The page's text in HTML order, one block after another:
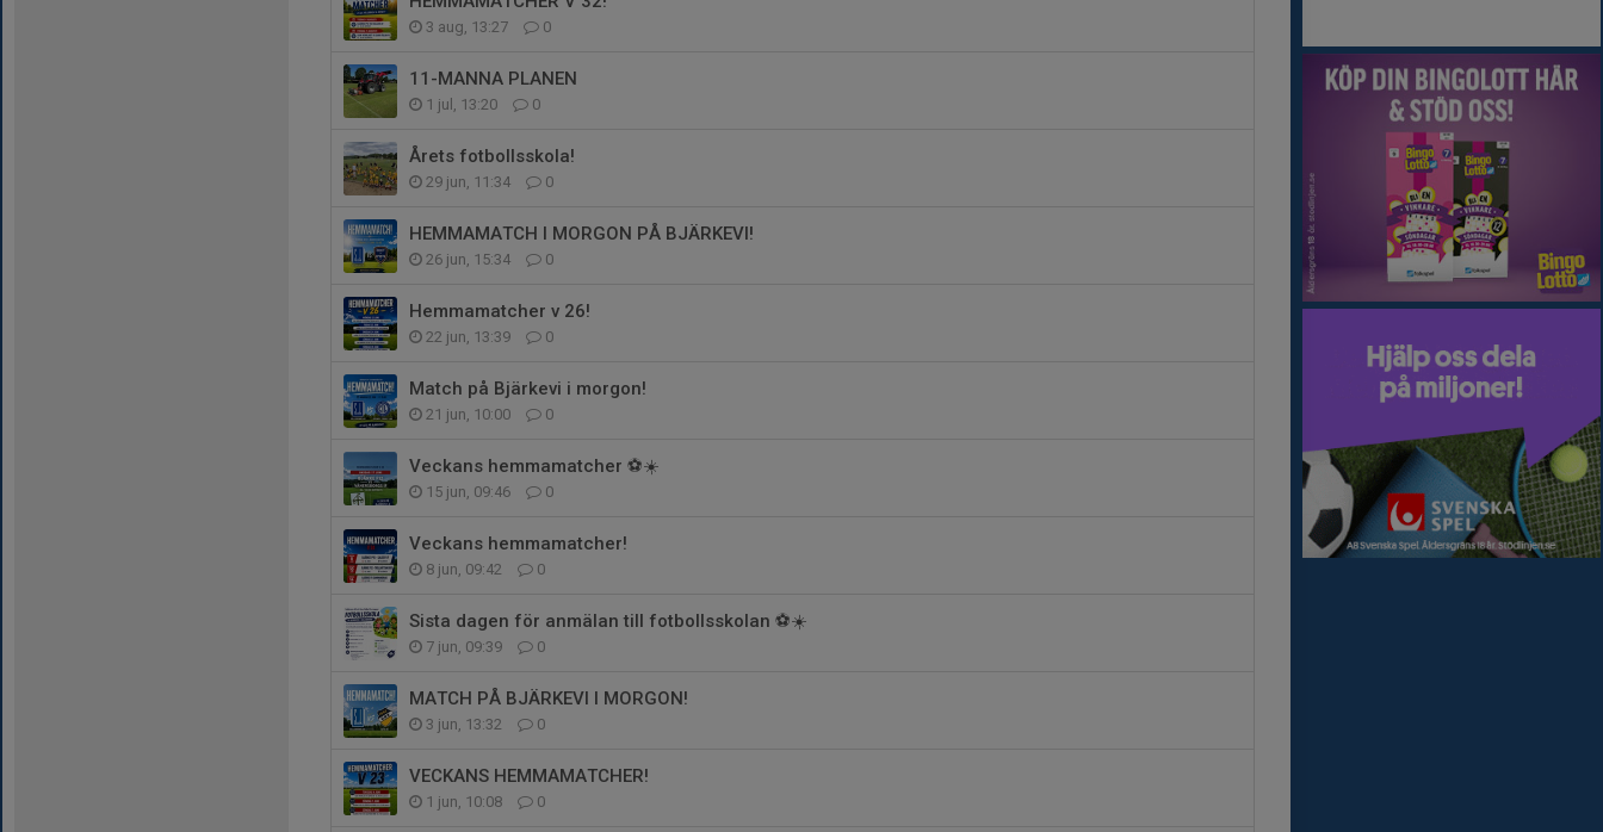
3 aug, 13:27 0
11-MANNA PLANEN
1 jul, 13:20 0
Årets fotbollsskola!
29 jun, 11:34 0
HEMMAMATCH I MORGON PÅ BJÄRKEVI!
26 jun, 15:34 0
Hemmamatcher v 26!
22 jun, 13:39 0
Match på Bjärkevi i morgon!
21 jun, 10:00 0
Veckans hemmamatcher ⚽️☀️
15 jun, 09:46 0
Veckans hemmamatcher!
8 jun, 09:42 0
Sista dagen för anmälan till fotbollsskolan ⚽️☀️
7 jun, 09:39 0
MATCH PÅ BJÄRKEVI I MORGON!
3 jun, 13:32 0
VECKANS HEMMAMATCHER!
1 jun, 10:08 0